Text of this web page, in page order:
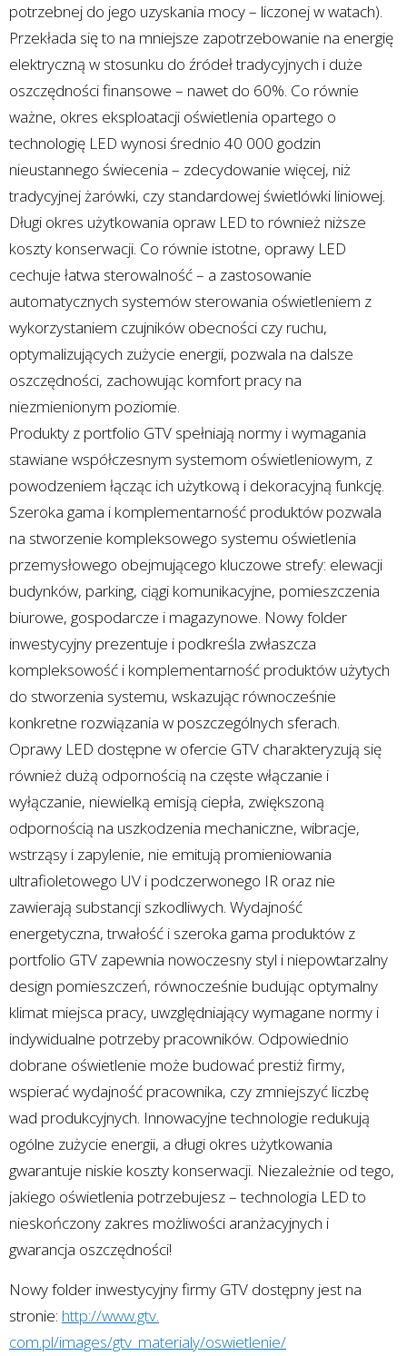
potrzebnej do jego uzyskania mocy – liczonej w watach).
Przekłada się to na mniejsze zapotrzebowanie na energię
elektryczną w stosunku do źródeł tradycyjnych i duże
oszczędności finansowe – nawet do 60%. Co równie
ważne, okres eksploatacji oświetlenia opartego o
technologię LED wynosi średnio 40 000 godzin
nieustannego świecenia – zdecydowanie więcej, niż
tradycyjnej żarówki, czy standardowej świetlówki liniowej.
Długi okres użytkowania opraw LED to również niższe
koszty konserwacji. Co równie istotne, oprawy LED
cechuje łatwa sterowalność – a zastosowanie
automatycznych systemów sterowania oświetleniem z
wykorzystaniem czujników obecności czy ruchu,
optymalizujących zużycie energii, pozwala na dalsze
oszczędności, zachowując komfort pracy na
niezmienionym poziomie.
Produkty z portfolio GTV spełniają normy i wymagania
stawiane współczesnym systemom oświetleniowym, z
powodzeniem łącząc ich użytkową i dekoracyjną funkcję.
Szeroka gama i komplementarność produktów pozwala
na stworzenie kompleksowego systemu oświetlenia
przemysłowego obejmującego kluczowe strefy: elewacji
budynków, parking, ciągi komunikacyjne, pomieszczenia
biurowe, gospodarcze i magazynowe. Nowy folder
inwestycyjny prezentuje i podkreśla zwłaszcza
kompleksowość i komplementarność produktów użytych
do stworzenia systemu, wskazując równocześnie
konkretne rozwiązania w poszczególnych sferach.
Oprawy LED dostępne w ofercie GTV charakteryzują się
również dużą odpornością na częste włączanie i
wyłączanie, niewielką emisją ciepła, zwiększoną
odpornością na uszkodzenia mechaniczne, wibracje,
wstrząsy i zapylenie, nie emitują promieniowania
ultrafioletowego UV i podczerwonego IR oraz nie
zawierają substancji szkodliwych. Wydajność
energetyczna, trwałość i szeroka gama produktów z
portfolio GTV zapewnia nowoczesny styl i niepowtarzalny
design pomieszczeń, równocześnie budując optymalny
klimat miejsca pracy, uwzględniający wymagane normy i
indywidualne potrzeby pracowników. Odpowiednio
dobrane oświetlenie może budować prestiż firmy,
wspierać wydajność pracownika, czy zmniejszyć liczbę
wad produkcyjnych. Innowacyjne technologie redukują
ogólne zużycie energii, a długi okres użytkowania
gwarantuje niskie koszty konserwacji. Niezależnie od tego,
jakiego oświetlenia potrzebujesz – technologia LED to
nieskończony zakres możliwości aranżacyjnych i
gwarancja oszczędności!
Nowy folder inwestycyjny firmy GTV dostępny jest na
stronie: http://www.gtv.
com.pl/images/gtv_materialy/oswietlenie/